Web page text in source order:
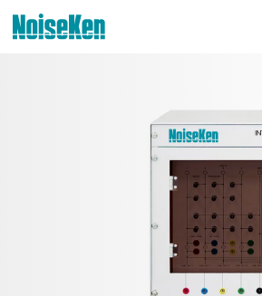
方形波インパルスノイズ試験器
ファスト・トランジェント/バースト試験器